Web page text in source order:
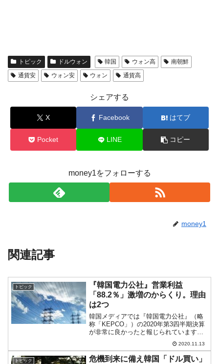
トピック ドルウォン 韓国 ウォン高
南朝鮮
通貨安
ウォン安 ウォン 通貨高
シェアする
X Facebook はてブ
Pocket LINE コピー
money1をフォローする
money1
関連記事
トピック
『韓国電力公社』営業利益
「88.2％」激増のからくり。理由
は2つ
韓国メディアでは『韓国電力公社』（略
称「KEPCO」）の2020年第3四半期決算
が非常に良かったと報じられています。
2020年11月12日、同社の公示によれば、
売上高：15兆7,114億ウォン（前年同期
比：1.26％減少）営業利益：2兆3,...
2020.11.13
トピック
危機到来に備え韓国「ドル買い」